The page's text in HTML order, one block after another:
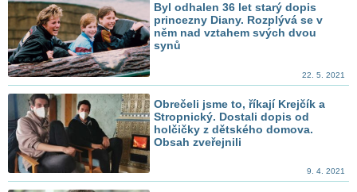
Byl odhalen 36 let starý dopis
princezny Diany. Rozplývá se v
něm nad vztahem svých dvou
synů
22. 5. 2021
Obrečeli jsme to, říkají Krejčík a
Stropnický. Dostali dopis od
holčičky z dětského domova.
Obsah zveřejnili
9. 4. 2021